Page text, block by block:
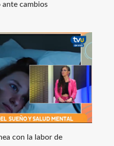
ante cambios
con la labor de